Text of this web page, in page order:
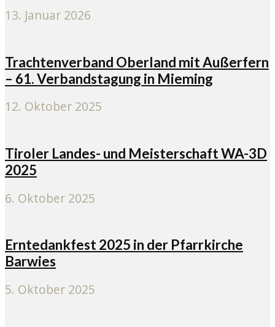
13. Januar 2026
Trachtenverband Oberland mit Außerfern
– 61. Verbandstagung in Mieming
12. Oktober 2025
Tiroler Landes- und Meisterschaft WA-3D
2025
6. Oktober 2025
Erntedankfest 2025 in der Pfarrkirche
Barwies
5. Oktober 2025